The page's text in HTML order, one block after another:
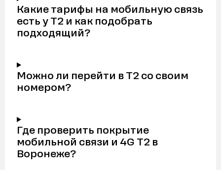
Какие тарифы на мобильную связь
есть у Т2 и как подобрать
подходящий?
Можно ли перейти в Т2 со своим
номером?
Где проверить покрытие
мобильной связи и 4G Т2 в
Воронеже?